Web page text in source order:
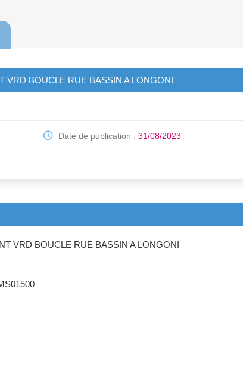
VRD BOUCLE RUE BASSIN A LONGONI
Date de publication :31/08/2023
VRD BOUCLE RUE BASSIN A LONGONI